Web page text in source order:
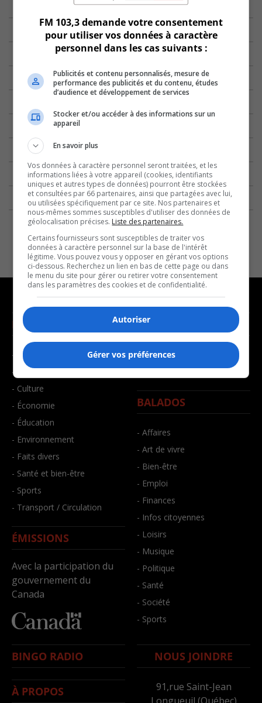
NOUVELLES
- Affaires municipales
- Communauté / Social
- Culture
- Économie
- Éducation
- Environnement
- Faits divers
- Santé et bien-être
- Sports
- Transport / Circulation
ÉMISSIONS
Avec la participation du
gouvernement du
Canada
MUSIQUE
- Décompte franco
- Joué récemment
BALADOS
- Affaires
- Art de vivre
- Bien-être
- Emploi
- Finances
- Infos citoyennes
- Loisirs
- Musique
- Politique
- Santé
- Société
- Sports
BINGO RADIO
À PROPOS
NOUS JOINDRE
91,rue Saint-Jean
FM 103,3 demande votre consentement
pour utiliser vos données à caractère
personnel dans les cas suivants :
Publicités et contenu personnalisés, mesure de
performance des publicités et du contenu, études
d’audience et développement de services
Stocker et/ou accéder à des informations sur un
appareil
En savoir plus
Vos données à caractère personnel seront traitées, et les
informations liées à votre appareil (cookies, identifiants
uniques et autres types de données) pourront être stockées
et consultées par 66 partenaires, ainsi que partagées avec lui,
ou utilisées spécifiquement par ce site. Nos partenaires et
nous-mêmes sommes susceptibles d'utiliser des données de
géolocalisation précises. Liste des partenaires.
Certains fournisseurs sont susceptibles de traiter vos
données à caractère personnel sur la base de l'intérêt
légitime. Vous pouvez vous y opposer en gérant vos options
ci-dessous. Recherchez un lien en bas de cette page ou dans
le menu du site pour gérer ou retirer votre consentement
dans les paramètres des cookies et de confidentialité.
Autoriser
Gérer vos préférences